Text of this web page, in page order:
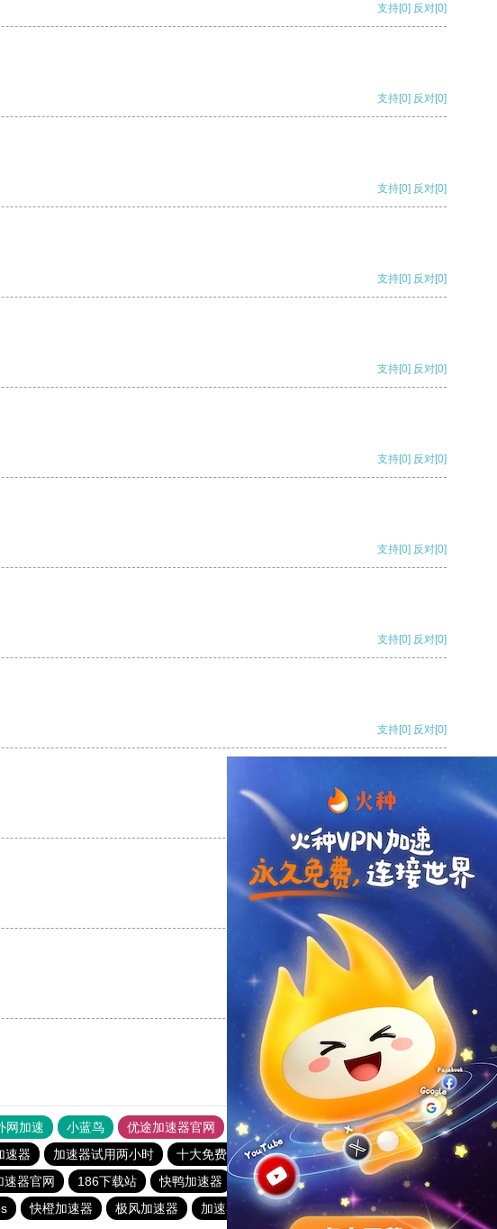
支持[0] 反对[0]
支持[0] 反对[0]
支持[0] 反对[0]
支持[0] 反对[0]
支持[0] 反对[0]
支持[0] 反对[0]
支持[0] 反对[0]
支持[0] 反对[0]
支持[0] 反对[0]
反对
反对[0]
网加速 小蓝鸟 优途加速器官网 风驰加速器 旋风加速器
八戒看书
速器 加速器试用两小时 十大免费加速神器
每天试用一小时加速器
速器官网 186下载站 快鸭加速器 巴博下载站
免费vps加速器外网
快橙加速器 极风加速器 加速器试用一天 黑洞加速
蘑菇加速器官网